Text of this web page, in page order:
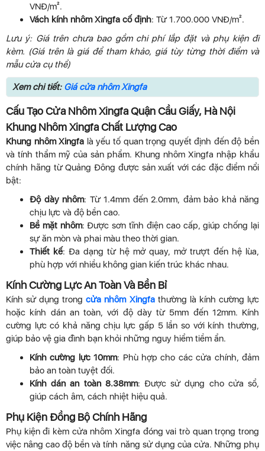
VNĐ/m².
Vách kính nhôm Xingfa cố định: Từ 1.700.000 VNĐ/m².
Lưu ý: Giá trên chưa bao gồm chi phí lắp đặt và phụ kiện đi
kèm. (Giá trên là giá để tham khảo, giá tùy từng thời điểm và
mẫu cửa cụ thể)
Xem chi tiết: Giá cửa nhôm Xingfa
Cấu Tạo Cửa Nhôm Xingfa Quận Cầu Giấy, Hà Nội
Khung Nhôm Xingfa Chất Lượng Cao
Khung nhôm Xingfa là yếu tố quan trọng quyết định đến độ bền
và tính thẩm mỹ của sản phẩm. Khung nhôm Xingfa nhập khẩu
chính hãng từ Quảng Đông được sản xuất với các đặc điểm nổi
bật:
Độ dày nhôm: Từ 1.4mm đến 2.0mm, đảm bảo khả năng
chịu lực và độ bền cao.
Bề mặt nhôm: Được sơn tĩnh điện cao cấp, giúp chống lại
sự ăn mòn và phai màu theo thời gian.
Thiết kế: Đa dạng từ hệ mở quay, mở trượt đến hệ lùa,
phù hợp với nhiều không gian kiến trúc khác nhau.
Kính Cường Lực An Toàn Và Bền Bỉ
Kính sử dụng trongcửa nhôm Xingfathường là kính cường lực
hoặc kính dán an toàn, với độ dày từ 5mm đến 12mm. Kính
cường lực có khả năng chịu lực gấp 5 lần so với kính thường,
giúp bảo vệ gia đình bạn khỏi những nguy hiểm tiềm ẩn.
Kính cường lực 10mm: Phù hợp cho các cửa chính, đảm
bảo an toàn tuyệt đối.
Kính dán an toàn 8.38mm: Được sử dụng cho cửa sổ,
giúp cách âm, cách nhiệt hiệu quả.
Phụ Kiện Đồng Bộ Chính Hãng
Phụ kiện đi kèm cửa nhôm Xingfa đóng vai trò quan trọng trong
việc nâng cao độ bền và tính năng sử dụng của cửa. Những phụ